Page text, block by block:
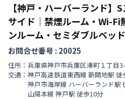
【神戸・ハーバーランド】
サイド｜禁煙ルーム・Wi-Fi
ンルーム・セミダブルベッド
お問合せ番号 :20025
住所： 兵庫県神戸市兵庫区湊町 １丁目
交通： 神戸高速鉄道東西線 新開地駅 徒
神戸市海岸線 ハーバーランド駅
山陽本線 神戸駅 徒歩10分